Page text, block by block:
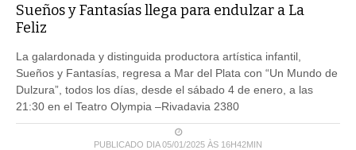
Sueños y Fantasías llega para endulzar a La
Feliz
La galardonada y distinguida productora artística infantil,
Sueños y Fantasías, regresa a Mar del Plata con “Un Mundo de
Dulzura”, todos los días, desde el sábado 4 de enero, a las
21:30 en el Teatro Olympia –Rivadavia 2380
PUBLICADO DIA 05/01/2025 ÀS 16H42MIN